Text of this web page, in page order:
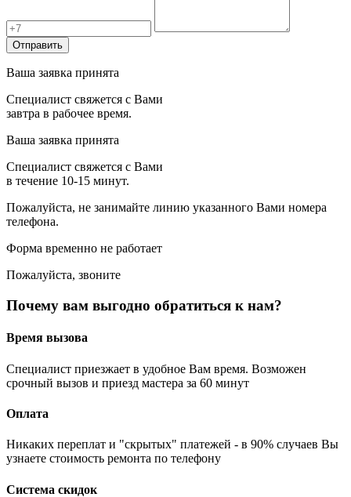
Отправить
Ваша заявка принята
Специалист свяжется с Вами
завтра в рабочее время.
Ваша заявка принята
Специалист свяжется с Вами
в течение 10-15 минут.
Пожалуйста, не занимайте линию указанного Вами номера
телефона.
Форма временно не работает
Пожалуйста, звоните
Почему вам выгодно обратиться к нам?
Время вызова
Специалист приезжает в удобное Вам время. Возможен
срочный вызов и приезд мастера за 60 минут
Оплата
Никаких переплат и "скрытых" платежей - в 90% случаев Вы
узнаете стоимость ремонта по телефону
Система скидок